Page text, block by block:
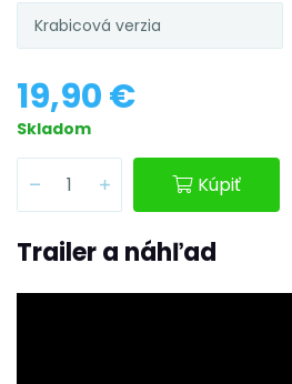
Krabicová verzia
19,90 €
Skladom
Kúpiť
Trailer a náhľad